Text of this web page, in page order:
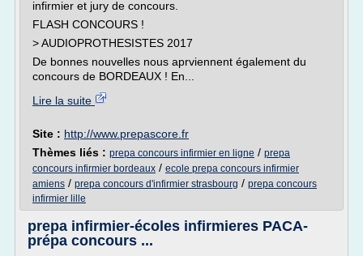
infirmier et jury de concours.
FLASH CONCOURS !
> AUDIOPROTHESISTES 2017
De bonnes nouvelles nous aprviennent également du
concours de BORDEAUX ! En...
Lire la suite
Site : http://www.prepascore.fr
Thèmes liés : prepa concours infirmier en ligne / prepa
concours infirmier bordeaux / ecole prepa concours infirmier
amiens / prepa concours d'infirmier strasbourg / prepa concours
infirmier lille
prepa infirmier-écoles infirmieres PACA-
prépa concours ...